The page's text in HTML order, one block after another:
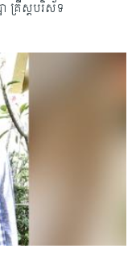
គ្រីស្តបរិស័ទ